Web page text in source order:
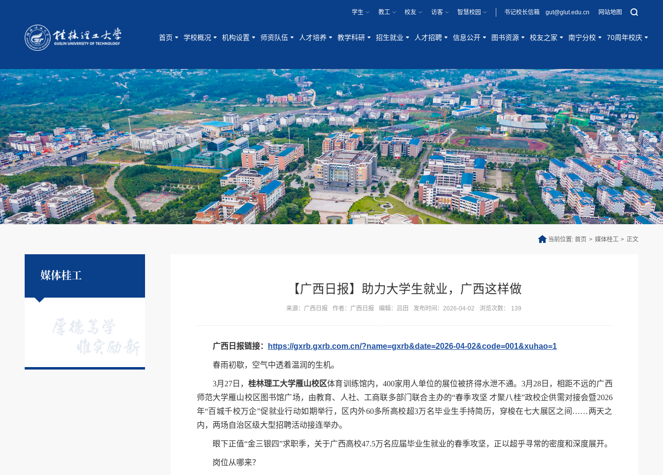
学生 教工 校友 访客 智慧校园 书记校长信箱 gut@glut.edu.cn 网站地图
首页 学校概况 机构设置 师资队伍 人才培养 教学科研 招生就业 人才招聘 信息公开 图书资源 校友之家 南宁分校 70周年校庆
当前位置: 首页 > 媒体桂工 > 正文
媒体桂工
【广西日报】助力大学生就业，广西这样做
来源：广西日报 作者：广西日报 编辑：吕田 发布时间：2026-04-02 浏览次数： 139
广西日报链接： https://gxrb.gxrb.com.cn/?name=gxrb&date=2026-04-02&code=001&xuhao=1
春雨初歇，空气中透着温润的生机。
3月27日， 桂林理工大学雁山校区体育训练馆内，400家用人单位的展位被挤得水泄不通。3月28日，相距不远的广西
师范大学雁山校区图书馆广场，由教育、人社、工商联多部门联合主办的“春季攻坚 才聚八桂”政校企供需对接会暨2026
年“百城千校万企”促就业行动如期举行，区内外60多所高校超3万名毕业生手持简历，穿梭在七大展区之间……两天之
内，两场自治区级大型招聘活动接连举办。
眼下正值“金三银四”求职季，关于广西高校47.5万名应届毕业生就业的春季攻坚，正以超乎寻常的密度和深度展开。
岗位从哪来？